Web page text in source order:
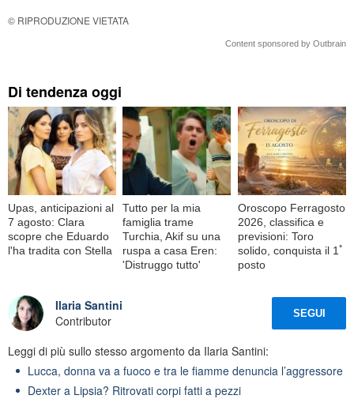
© RIPRODUZIONE VIETATA
Content sponsored by Outbrain
Di tendenza oggi
Upas, anticipazioni al
7 agosto: Clara
scopre che Eduardo
l'ha tradita con Stella
Tutto per la mia
famiglia trame
Turchia, Akif su una
ruspa a casa Eren:
'Distruggo tutto'
Oroscopo Ferragosto
2026, classifica e
previsioni: Toro
solido, conquista il 1ﾟ
posto
Ilaria Santini
Contributor
SEGUI
Leggi di più sullo stesso argomento da Ilaria Santini:
Lucca, donna va a fuoco e tra le fiamme denuncia l’aggressore
Dexter a Lipsia? Ritrovati corpi fatti a pezzi